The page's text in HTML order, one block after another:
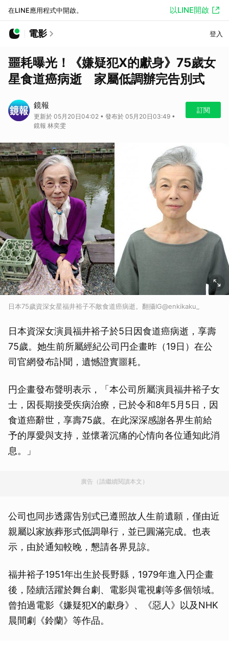
在LINE應用程式中開啟。 以LINE開啟
電影 登入
噩耗曝光！《嫌疑犯X的獻身》75歲女
星食道癌病逝 家屬低調辦完告別式
鏡報
更新於 05月20日04:02 • 發布於 05月20日03:49 •
鏡報 林奕雯
訂閱
日本75歲資深女星福井裕子不敵食道癌病逝。翻攝IG@enkikaku_
日本資深女演員福井裕子於5日因食道癌病逝，享壽
75歲。她生前所屬經紀公司円企畫昨（19日）在公
司官網發布訃聞，遺憾證實噩耗。
円企畫發布聲明表示，「本公司所屬演員福井裕子女
士，因長期接受疾病治療，已於令和8年5月5日，因
食道癌辭世，享壽75歲。在此深深感謝各界生前給
予的厚愛與支持，並懷著沉痛的心情向各位通知此消
息。」
廣告（請繼續閱讀本文）
公司也同步透露告別式已遵照故人生前遺願，僅由近
親屬以家族葬形式低調舉行，並已圓滿完成。也表
示，由於通知較晚，懇請各界見諒。
福井裕子1951年出生於長野縣，1979年進入円企畫
後，陸續活躍於舞台劇、電影與電視劇等多個領域。
曾拍過電影《嫌疑犯X的獻身》、《惡人》以及NHK
晨間劇《鈴蘭》等作品。